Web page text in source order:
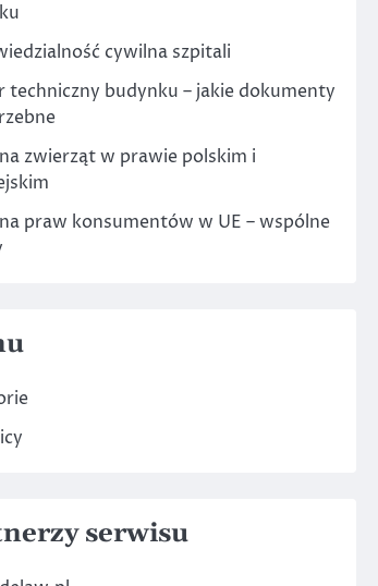
cywilna szpitali
techniczny budynku – jakie dokumenty
zwierząt w prawie polskim i
praw konsumentów w UE – wspólne
serwisu